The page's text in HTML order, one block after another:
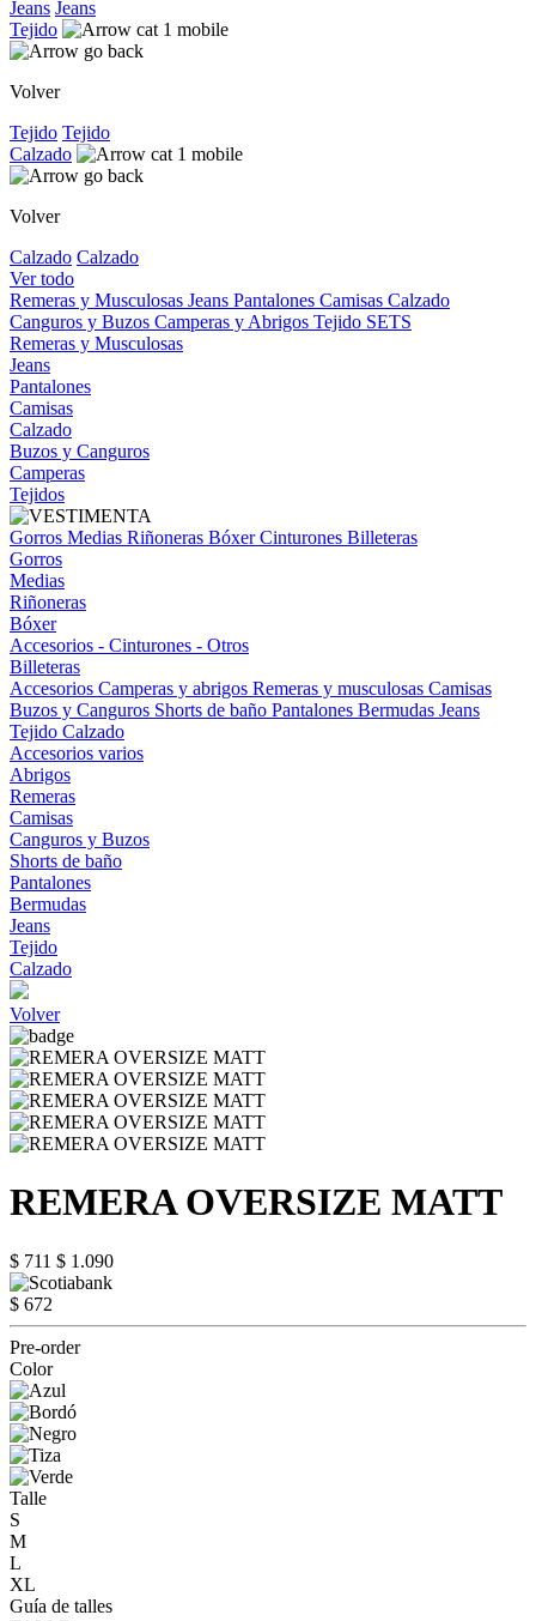
Jeans Jeans
Tejido
Volver
Tejido Tejido
Calzado
Volver
Calzado Calzado
Ver todo
Remeras y Musculosas Jeans Pantalones Camisas Calzado
Canguros y Buzos Camperas y Abrigos Tejido SETS
Remeras y Musculosas
Jeans
Pantalones
Camisas
Calzado
Buzos y Canguros
Camperas
Tejidos
Gorros Medias Riñoneras BóxerCinturones Billeteras
Gorros
Medias
Riñoneras
Bóxer
Accesorios - Cinturones - Otros
Billeteras
Accesorios Camperas y abrigos Remeras y musculosas Camisas
Buzos y Canguros Shorts de baño Pantalones Bermudas Jeans
Tejido Calzado
Accesorios varios
Abrigos
Remeras
Camisas
Canguros y Buzos
Shorts de baño
Pantalones
Bermudas
Jeans
Tejido
Calzado
Volver
REMERA OVERSIZE MATT
$ 711 $ 1.090
$ 672
Pre-order
Color
Talle
S
M
L
XL
Guía de talles